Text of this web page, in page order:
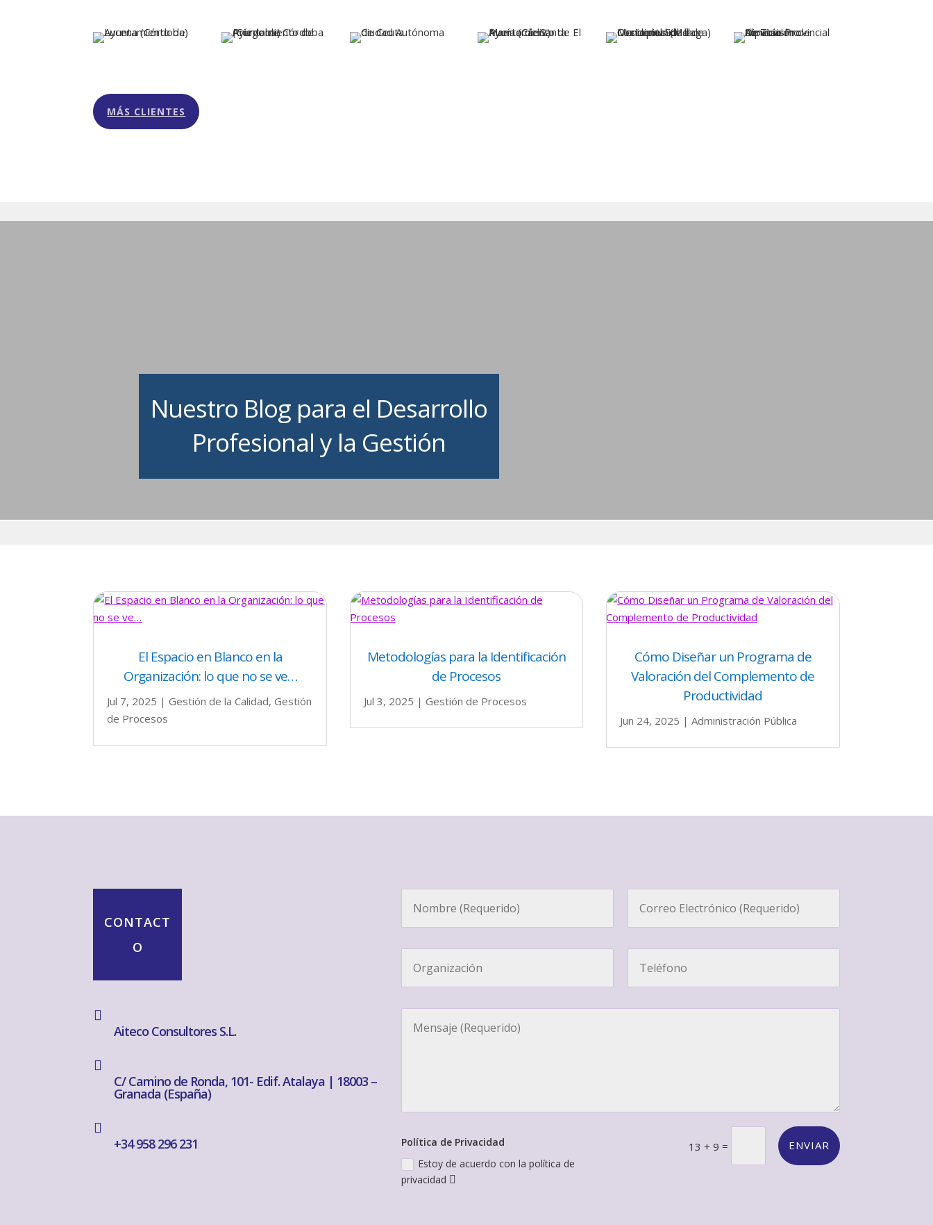
MÁS CLIENTES
Nuestro Blog para el Desarrollo
Profesional y la Gestión
El Espacio en Blanco en la
Organización: lo que no se ve…
Jul 7, 2025 |Gestión de la Calidad,Gestión
de Procesos
Metodologías para la Identificación
de Procesos
Jul 3, 2025 | Gestión de Procesos
Cómo Diseñar un Programa de
Valoración del Complemento de
Productividad
Jun 24, 2025 | Administración Pública
CONTACT
O

Aiteco Consultores S.L.

C/ Camino de Ronda, 101- Edif. Atalaya | 18003 –
Granada (España)

+34 958 296 231
Política de Privacidad
Estoy de acuerdo con la política de
privacidad
13 + 9 = ENVIAR